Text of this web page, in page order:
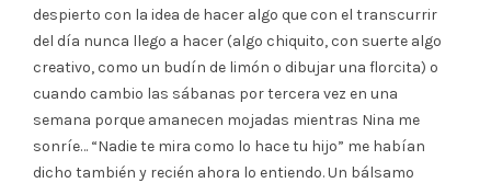
despierto con la idea de hacer algo que con el transcurrir
del día nunca llego a hacer (algo chiquito, con suerte algo
creativo, como un budín de limón o dibujar una florcita) o
cuando cambio las sábanas por tercera vez en una
semana porque amanecen mojadas mientras Nina me
sonríe… “Nadie te mira como lo hace tu hijo” me habían
dicho también y recién ahora lo entiendo. Un bálsamo